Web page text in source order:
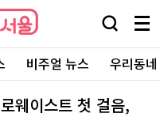
검
창
열
기
메
뉴
전
체
보
비주얼 뉴스 우리동
웨이스트 첫 걸음,